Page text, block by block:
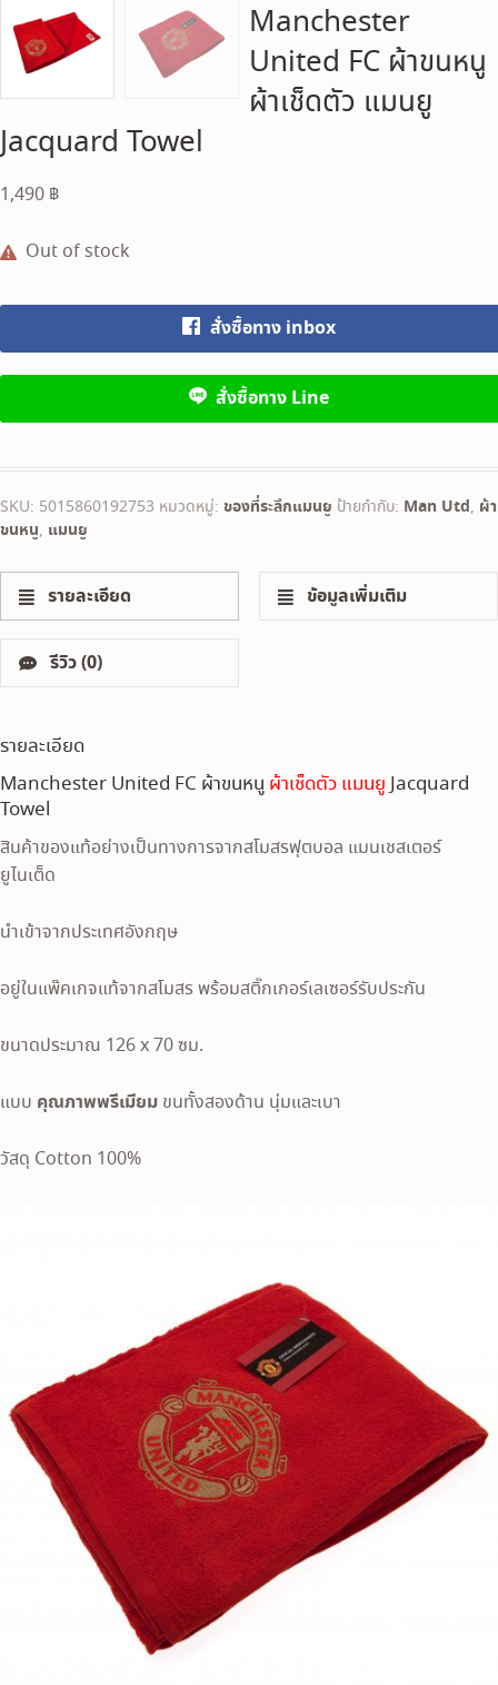
Manchester
United FC ผ้าขนหนู
ผ้าเช็ดตัว แมนยู
Jacquard Towel
1,490 ฿
Out of stock
สั่งซื้อทาง inbox
สั่งซื้อทาง Line
SKU: 5015860192753 หมวดหมู่: ของที่ระลึกแมนยู ป้ายกำกับ: Man Utd, ผ้า
ขนหนู, แมนยู
รายละเอียด ข้อมูลเพิ่มเติม
รีวิว (0)
รายละเอียด
Manchester United FC ผ้าขนหนู ผ้าเช็ดตัว แมนยู Jacquard
Towel
สินค้าของแท้อย่างเป็นทางการจากสโมสรฟุตบอล แมนเชสเตอร์
ยูไนเต็ด
นำเข้าจากประเทศอังกฤษ
อยู่ในแพ๊คเกจแท้จากสโมสร พร้อมสติ๊กเกอร์เลเซอร์รับประกัน
ขนาดประมาณ 126 x 70 ซม.
แบบ คุณภาพพรีเมียม ขนทั้งสองด้าน นุ่มและเบา
วัสดุ Cotton 100%